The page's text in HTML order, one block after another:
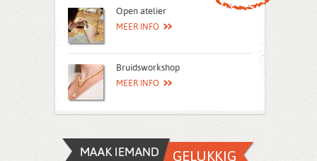
Open atelier
MEER INFO
Bruidsworkshop
MEER INFO